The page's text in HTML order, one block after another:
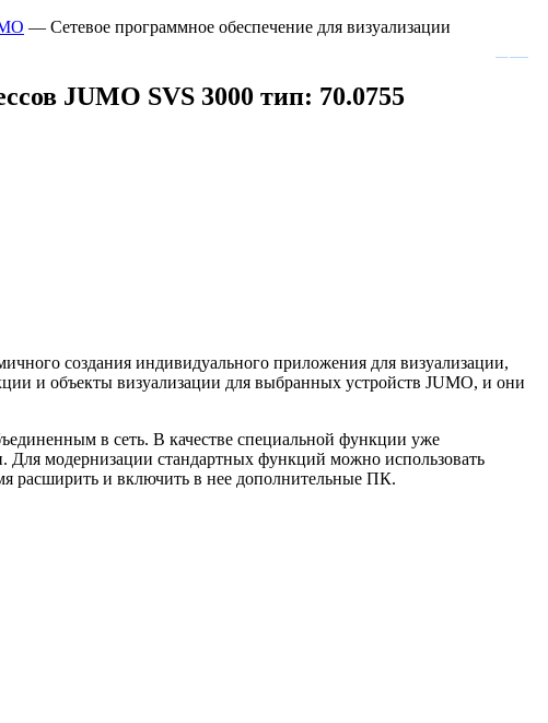
— Сетевое программное обеспечение для визуализации
JUMO SVS 3000 тип: 70.0755
создания индивидуального приложения для визуализации,
и объекты визуализации для выбранных устройств JUMO, и они
в сеть. В качестве специальной функции уже
Для модернизации стандартных функций можно использовать
расширить и включить в нее дополнительные ПК.